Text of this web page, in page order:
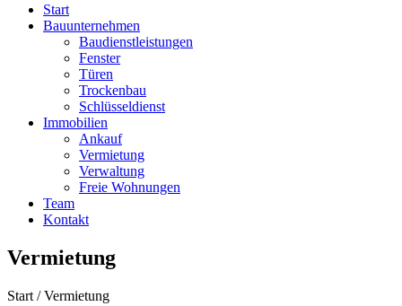
Start
Bauunternehmen
Baudienstleistungen
Fenster
Türen
Trockenbau
Schlüsseldienst
Immobilien
Ankauf
Vermietung
Verwaltung
Freie Wohnungen
Team
Kontakt
Vermietung
Start / Vermietung